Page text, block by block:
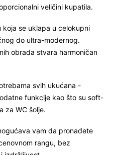
veličini kupatila.
koja se uklapa u celokupni
do ultra-modernog.
obrada stvara harmoničan
svih ukućana -
funkcije kao što su soft-
za WC šolje.
vam da pronađete
rangu, bez